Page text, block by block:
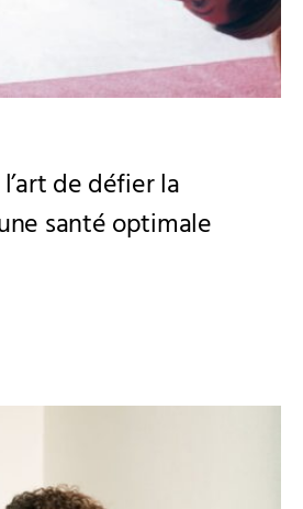
de défier la
santé optimale